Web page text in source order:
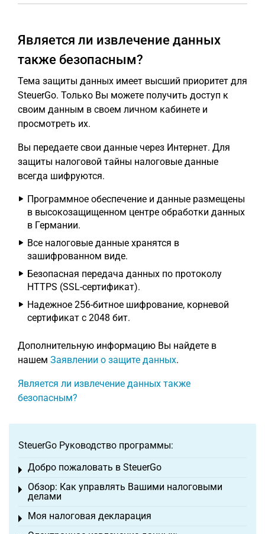
Является ли извлечение данных
также безопасным?
Тема защиты данных имеет высший приоритет для
SteuerGo. Только Вы можете получить доступ к
своим данным в своем личном кабинете и
просмотреть их.
Вы передаете свои данные через Интернет. Для
защиты налоговой тайны налоговые данные
всегда шифруются.
Программное обеспечение и данные размещены
в высокозащищенном центре обработки данных
в Германии.
Все налоговые данные хранятся в
зашифрованном виде.
Безопасная передача данных по протоколу
HTTPS (SSL-сертификат).
Надежное 256-битное шифрование, корневой
сертификат с 2048 бит.
Дополнительную информацию Вы найдете в
нашем Заявлении о защите данных.
Является ли извлечение данных также
безопасным?
SteuerGo Руководство программы:
Добро пожаловать в SteuerGo
Toggle menu
Обзор: Как управлять Вашими налоговыми
делами
Toggle menu
Моя налоговая декларация
Toggle menu